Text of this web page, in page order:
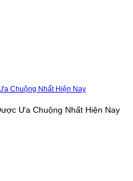
Chuộng Nhất Hiện Nay
Ưa Chuộng Nhất Hiện Nay